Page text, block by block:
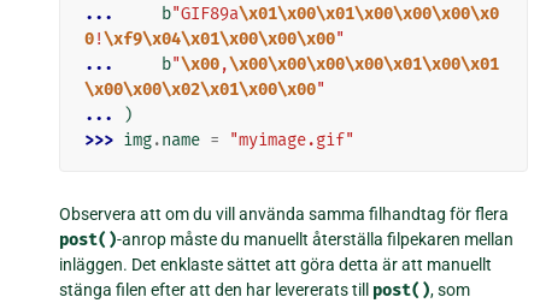
...
b"GIF89a\x01\x00\x01\x00\x00\x00\x0
0!\xf9\x04\x01\x00\x00\x00"
...
b"\x00,\x00\x00\x00\x00\x01\x00\x01
\x00\x00\x02\x01\x00\x00"
...
)
>>> img.name = "myimage.gif"
Observera att om du vill använda samma filhandtag för flera
post()-anrop måste du manuellt återställa filpekaren mellan
inläggen. Det enklaste sättet att göra detta är att manuellt
stänga filen efter att den har levererats till post(), som